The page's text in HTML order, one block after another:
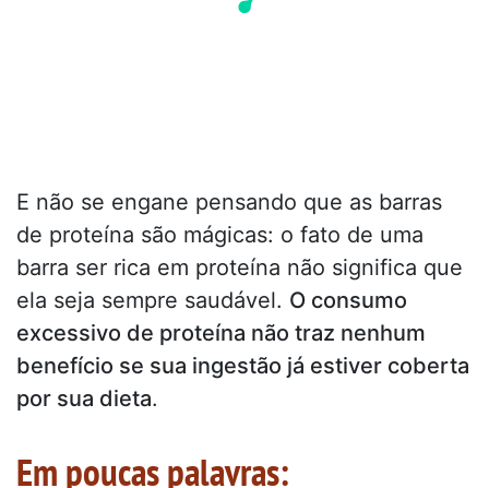
E não se engane pensando que as barras
de proteína são mágicas: o fato de uma
barra ser rica em proteína não significa que
ela seja sempre saudável. O consumo
excessivo de proteína não traz nenhum
benefício se sua ingestão já estiver coberta
por sua dieta.
Em poucas palavras: